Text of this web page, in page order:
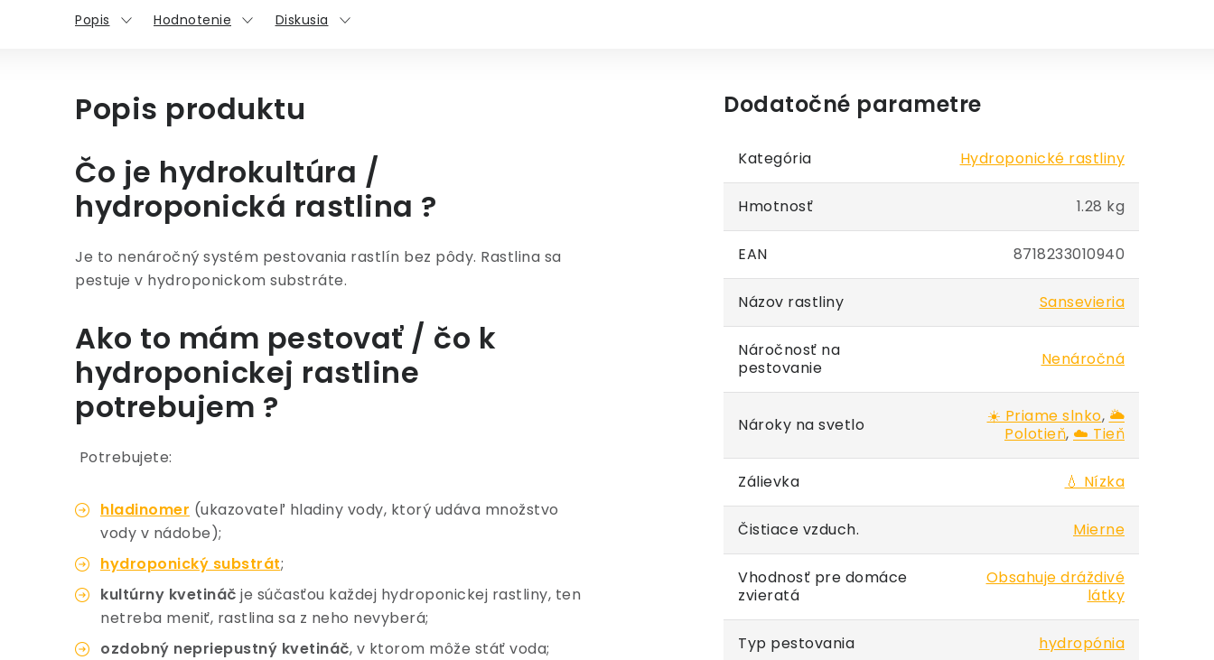
Popis Hodnotenie Diskusia
Popis produktu
Čo je hydrokultúra /
hydroponická rastlina ?
Je to nenáročný systém pestovania rastlín bez pôdy. Rastlina sa
pestuje v hydroponickom substráte.
Ako to mám pestovať / čo k
hydroponickej rastline
potrebujem ?
Potrebujete:
hladinomer (ukazovateľ hladiny vody, ktorý udáva množstvo
vody v nádobe);
hydroponický substrát;
kultúrny kvetináč je súčasťou každej hydroponickej rastliny, ten
netreba meniť, rastlina sa z neho nevyberá;
ozdobný nepriepustný kvetináč, v ktorom môže stáť voda;
Dodatočné parametre
Kategória Hydroponické rastliny
Hmotnosť 1.28 kg
EAN 8718233010940
Názov rastliny Sansevieria
Náročnosť na
pestovanie
Nenáročná
Nároky na svetlo ☀️ Priame slnko, 🌥️
Polotieň, ☁️ Tieň
Zálievka 💧 Nízka
Čistiace vzduch. Mierne
Vhodnosť pre domáce
zvieratá
Obsahuje dráždivé
látky
Typ pestovania hydropónia